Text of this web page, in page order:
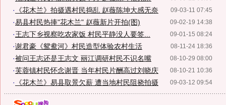
09-03-11 07:45
· 《花木兰》拍摄遇村民捣乱 赵薇陈坤大感无奈
09-02-19 14:38
·易县村民热捧"花木兰" 赵薇新片开拍(图)
09-01-15 08:24
·王志下乡视察吃农家饭 村民平静没人要签...
08-11-24 18:36
·谢君豪《鸳鸯河》村民造型体验农村生活
08-10-29 08:00
·被问王志还是王志文 丽江调研村民不识名嘴
08-10-21 10:36
·芙蓉镇村民怀念谢晋 当年村民片酬高过刘晓庆
09-03-12 09:54
· 《花木兰》易县取景欠薪 遭当地村民阻挠拍摄